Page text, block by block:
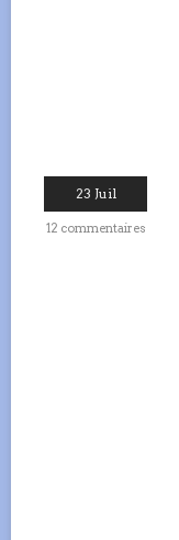
23 Juil
12 commentaires